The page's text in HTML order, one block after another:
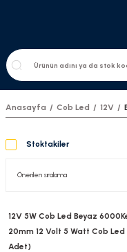
Anasayfa Cob Led 12V
Stoktakiler
12V 5W Cob Led Beyaz
20mm 12 Volt 5 Watt Cob Led
Adet)